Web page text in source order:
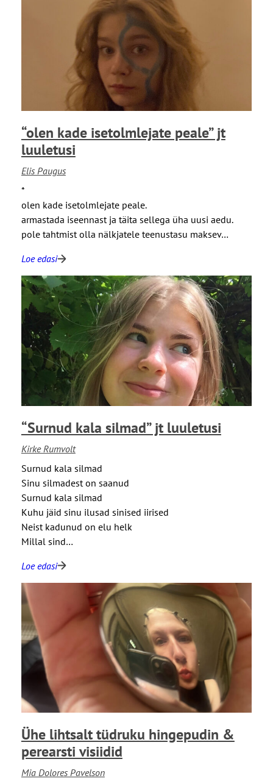
l
u
u
l
e
t
u
s
“olen kade isetolmlejate peale” jt
luuletusi
Elis Paugus
*
olen kade isetolmlejate peale.
armastada iseennast ja täita sellega üha uusi aedu.
pole tahtmist olla nälkjatele teenustasu maksev…
Loe edasi
:
“
o
l
e
k
s
t
o
l
m
l
e
j
t
e
p
a
l
”
t
u
u
l
e
“Surnud kala silmad” jt luuletusi
Kirke Rumvolt
Surnud kala silmad
Sinu silmadest on saanud
Surnud kala silmad
Kuhu jäid sinu ilusad sinised iirised
Neist kadunud on elu helk
Millal sind…
Loe edasi
:
“
S
r
n
d
a
a
s
i
l
Ühe lihtsalt tüdruku hingepudin &
perearsti visiidid
Mia Dolores Pavelson